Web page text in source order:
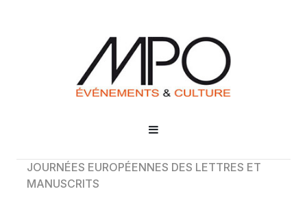
JOURNÉES EUROPÉENNES DES LETTRES ET
MANUSCRITS